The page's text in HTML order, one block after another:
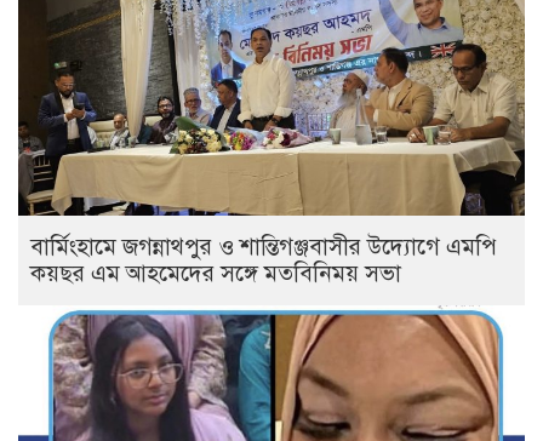
বার্মিংহামে জগন্নাথপুর ও শান্তিগঞ্জবাসীর উদ্যোগে এমপি
কয়ছর এম আহমেদের সঙ্গে মতবিনিময় সভা